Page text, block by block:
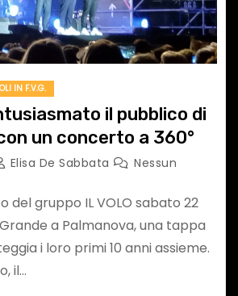
IN F.V.G.
il pubblico di
un concerto a 360°
Elisa De Sabbata
Nessun
del gruppo IL VOLO sabato 22
a Palmanova, una tappa
i loro primi 10 anni assieme.
il…